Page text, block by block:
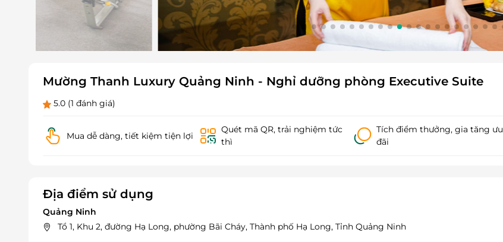
Mường Thanh Luxury Quảng Ninh - Nghỉ dưỡng phòng Executive Suite
5.0 (1 đánh giá)
Mua dễ dàng, tiết kiệm tiện lợi
Quét mã QR, trải nghiệm tức
thì
Tích điểm thưởng, gia tăng ưu
đãi
Địa điểm sử dụng
Quảng Ninh
Tổ 1, Khu 2, đường Hạ Long, phường Bãi Cháy, Thành phố Hạ Long, Tỉnh Quảng Ninh